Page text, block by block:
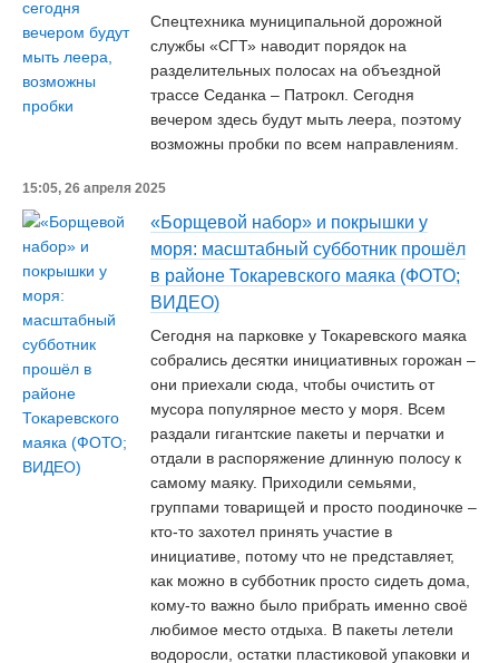
Спецтехника муниципальной дорожной
службы «СГТ» наводит порядок на
разделительных полосах на объездной
трассе Седанка – Патрокл. Сегодня
вечером здесь будут мыть леера, поэтому
возможны пробки по всем направлениям.
15:05, 26 апреля 2025
«Борщевой набор» и покрышки у
моря: масштабный субботник прошёл
в районе Токаревского маяка (ФОТО;
ВИДЕО)
Сегодня на парковке у Токаревского маяка
собрались десятки инициативных горожан –
они приехали сюда, чтобы очистить от
мусора популярное место у моря. Всем
раздали гигантские пакеты и перчатки и
отдали в распоряжение длинную полосу к
самому маяку. Приходили семьями,
группами товарищей и просто поодиночке –
кто-то захотел принять участие в
инициативе, потому что не представляет,
как можно в субботник просто сидеть дома,
кому-то важно было прибрать именно своё
любимое место отдыха. В пакеты летели
водоросли, остатки пластиковой упаковки и